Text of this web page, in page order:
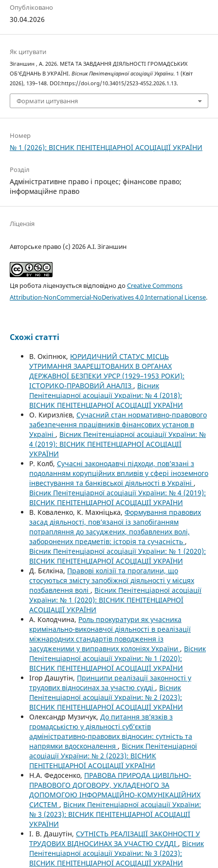
Опубліковано
30.04.2026
Як цитувати
Зіганшин , А. 2026. МЕТА ТА ЗАВДАННЯ ДІЯЛЬНОСТІ ГРОМАДСЬКИХ
ОБ’ЄДНАНЬ В УКРАЇНІ. Вісник Пенітенціарної асоціації України. 1 (Квіт
2026), 139–148. DOI:https://doi.org/10.34015/2523-4552.2026.1.13.
Формати цитування
Номер
№ 1 (2026): ВІСНИК ПЕНІТЕНЦІАРНОЇ АСОЦІАЦІЇ УКРАЇНИ
Розділ
Адміністративне право і процес; фінансове право;
інформаційне право
Ліцензія
Авторське право (c) 2026 А.І. Зіганшин
Ця робота ліцензується відповідно доCreative Commons
Attribution-NonCommercial-NoDerivatives 4.0 International License.
Схожі статті
В. Окіпнюк, ЮРИДИЧНИЙ СТАТУС МІСЦЬ
УТРИМАННЯ ЗААРЕШТОВАНИХ В ОРГАНАХ
ДЕРЖАВНОЇ БЕЗПЕКИ УРСР (1929–1953 РОКИ):
ІСТОРИКО-ПРАВОВИЙ АНАЛІЗ , Вісник
Пенітенціарної асоціації України: № 4 (2018):
ВІСНИК ПЕНІТЕНЦІАРНОЇ АСОЦІАЦІЇ УКРАЇНИ
О. Киризлієв, Сучасний стан нормативно-правового
забезпечення працівників фінансових установ в
Україні , Вісник Пенітенціарної асоціації України: №
4 (2019): ВІСНИК ПЕНІТЕНЦІАРНОЇ АСОЦІАЦІЇ
УКРАЇНИ
Р. Колб, Сучасні законодавчі підходи, пов’язані з
подоланням корупційних впливів у сфері іноземного
інвестування та банківської діяльності в Україні ,
Вісник Пенітенціарної асоціації України: № 4 (2019):
ВІСНИК ПЕНІТЕНЦІАРНОЇ АСОЦІАЦІЇ УКРАЇНИ
В. Коваленко, К. Махніцька, Формування правових
засад діяльності, пов’язаної із запобіганням
потрапляння до засуджених, позбавлених волі,
заборонених предметів: історія та сучасність ,
Вісник Пенітенціарної асоціації України: № 1 (2020):
ВІСНИК ПЕНІТЕНЦІАРНОЇ АСОЦІАЦІЇ УКРАЇНИ
Д. Бєлкіна, Правові колізії та прогалини, що
стосуються змісту запобіжної діяльності у місцях
позбавлення волі , Вісник Пенітенціарної асоціації
України: № 1 (2020): ВІСНИК ПЕНІТЕНЦІАРНОЇ
АСОЦІАЦІЇ УКРАЇНИ
А. Колодчина, Роль прокуратури як учасника
кримінально-виконавчої діяльності в реалізації
міжнародних стандартів поводження із
засудженими у виправних колоніях України , Вісник
Пенітенціарної асоціації України: № 1 (2020):
ВІСНИК ПЕНІТЕНЦІАРНОЇ АСОЦІАЦІЇ УКРАЇНИ
Ігор Дашутін, Принципи реалізації законності у
трудових відносинах за участю судді , Вісник
Пенітенціарної асоціації України: № 2 (2023):
ВІСНИК ПЕНІТЕНЦІАРНОЇ АСОЦІАЦІЇ УКРАЇНИ
Олександр Музичук, До питання зв’язків з
громадськістю у діяльності суб’єктів
адміністративно-правових відносин: сутність та
напрямки вдосконалення , Вісник Пенітенціарної
асоціації України: № 2 (2023): ВІСНИК
ПЕНІТЕНЦІАРНОЇ АСОЦІАЦІЇ УКРАЇНИ
Н.А. Федосенко, ПРАВОВА ПРИРОДА ЦИВІЛЬНО-
ПРАВОВОГО ДОГОВОРУ, УКЛАДЕНОГО ЗА
ДОПОМОГОЮ ІНФОРМАЦІЙНО-КОМУНІКАЦІЙНИХ
СИСТЕМ , Вісник Пенітенціарної асоціації України:
№ 3 (2023): ВІСНИК ПЕНІТЕНЦІАРНОЇ АСОЦІАЦІЇ
УКРАЇНИ
І. В. Дашутін, СУТНІСТЬ РЕАЛІЗАЦІЇ ЗАКОННОСТІ У
ТРУДОВИХ ВІДНОСИНАХ ЗА УЧАСТЮ СУДДІ , Вісник
Пенітенціарної асоціації України: № 3 (2023):
ВІСНИК ПЕНІТЕНЦІАРНОЇ АСОЦІАЦІЇ УКРАЇНИ